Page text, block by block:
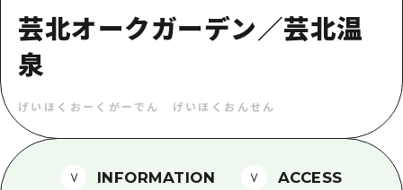
定番
山口県東部
日帰り
半日
1泊2日
愛媛県
お得な周遊チケット
観光案内所
事業者・学校関係者の皆さま
芸北オークガーデン／芸北温
泉
げいほくおーくがーでん げいほくおんせん
INFORMATION ACCESS